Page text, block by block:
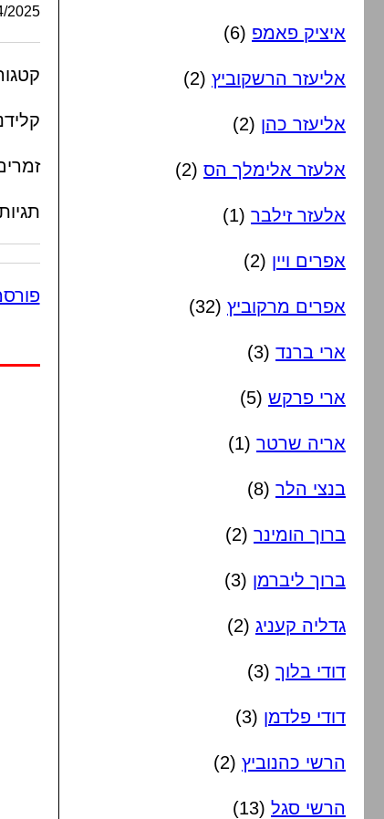
01:05:56
פורסמו 8
איציק פאמפ (6)
אליעזר הרשקוביץ (2)
אליעזר כהן (2)
אלעזר אלימלך הס (2)
אלעזר זילבר (1)
אפרים ויין (2)
אפרים מרקוביץ (32)
ארי ברנד (3)
ארי פרקש (5)
אריה שרטר (1)
בנצי הלר (8)
ברוך הומינר (2)
ברוך ליברמן (3)
גדליה קעניג (2)
דודי בלוך (3)
דודי פלדמן (3)
הרשי כהנוביץ (2)
הרשי סגל (13)